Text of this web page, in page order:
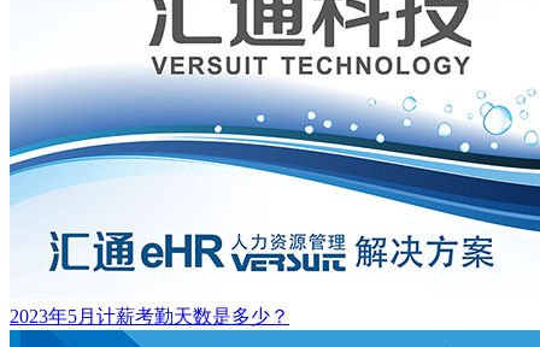
2023年5月计薪考勤天数是多少？